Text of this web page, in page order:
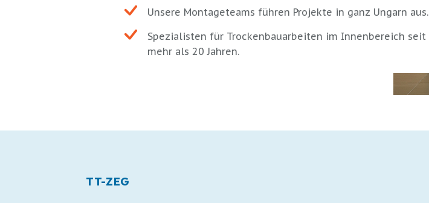
Unsere Montageteams führen Projekte in ganz Ungarn aus.
Spezialisten für Trockenbauarbeiten im Innenbereich seit
mehr als 20 Jahren.
TT-ZEG